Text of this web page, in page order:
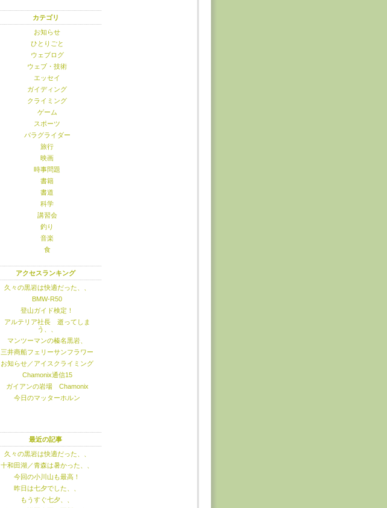
カテゴリ
お知らせ
ひとりごと
ウェブログ
ウェブ・技術
エッセイ
ガイディング
クライミング
ゲーム
スポーツ
パラグライダー
旅行
映画
時事問題
書籍
書道
科学
講習会
釣り
音楽
食
アクセスランキング
久々の黒岩は快適だった、、
BMW-R50
登山ガイド検定！
アルテリア社長 逝ってしま
う、、
マンツーマンの榛名黒岩、
三井商船フェリーサンフラワー
お知らせ／アイスクライミング
Chamonix通信15
ガイアンの岩場 Chamonix
今日のマッターホルン
最近の記事
久々の黒岩は快適だった、、
十和田湖／青森は暑かった、、
今回の小川山も最高！
昨日は七夕でした、、
もうすぐ七夕、、